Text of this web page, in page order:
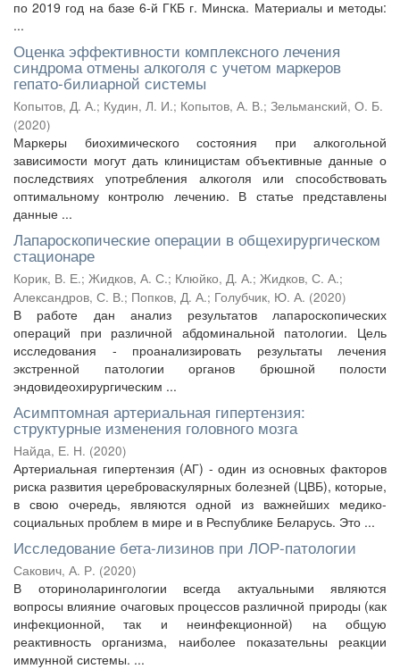
по 2019 год на базе 6-й ГКБ г. Минска. Материалы и методы:
...
Оценка эффективности комплексного лечения
синдрома отмены алкоголя с учетом маркеров
гепато-билиарной системы
Копытов, Д. А.; Кудин, Л. И.; Копытов, А. В.; Зельманский, О. Б.
(2020)
Маркеры биохимического состояния при алкогольной
зависимости могут дать клиницистам объективные данные о
последствиях употребления алкоголя или способствовать
оптимальному контролю лечению. В статье представлены
данные ...
Лапароскопические операции в общехирургическом
стационаре
Корик, В. Е.; Жидков, А. С.; Клюйко, Д. А.; Жидков, С. А.;
Александров, С. В.; Попков, Д. А.; Голубчик, Ю. А. (2020)
В работе дан анализ результатов лапароскопических
операций при различной абдоминальной патологии. Цель
исследования - проанализировать результаты лечения
экстренной патологии органов брюшной полости
эндовидеохирургическим ...
Асимптомная артериальная гипертензия:
структурные изменения головного мозга
Найда, Е. Н. (2020)
Артериальная гипертензия (АГ) - один из основных факторов
риска развития цереброваскулярных болезней (ЦВБ), которые,
в свою очередь, являются одной из важнейших медико-
социальных проблем в мире и в Республике Беларусь. Это ...
Исследование бета-лизинов при ЛОР-патологии
Сакович, А. Р. (2020)
В оториноларингологии всегда актуальными являются
вопросы влияние очаговых процессов различной природы (как
инфекционной, так и неинфекционной) на общую
реактивность организма, наиболее показательны реакции
иммунной системы. ...